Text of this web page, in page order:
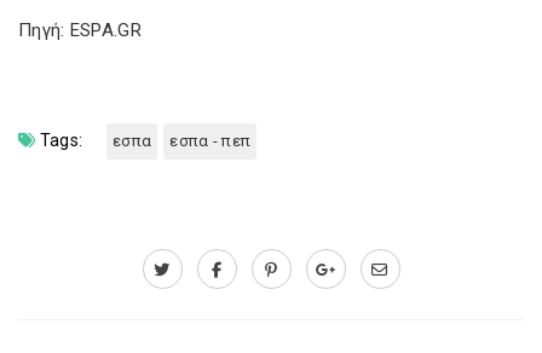
Πηγή: ESPA.GR
Tags: εσπα εσπα - πεπ